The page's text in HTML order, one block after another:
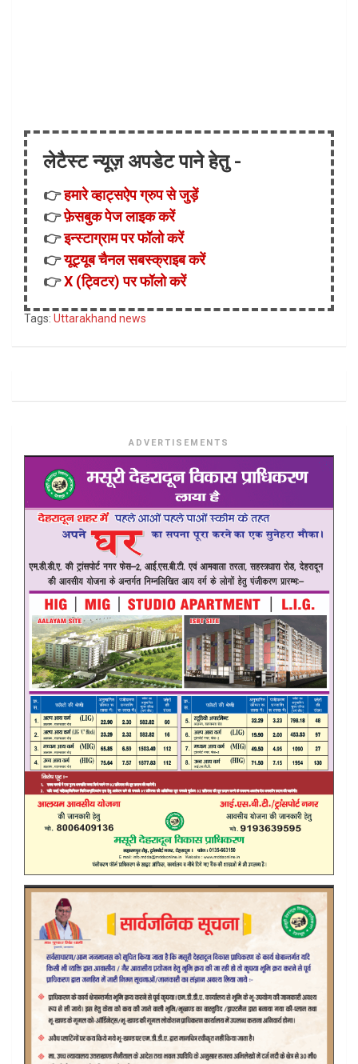
लेटैस्ट न्यूज़ अपडेट पाने हेतु -
👉हमारे व्हाट्सऐप ग्रुप से जुड़ें
👉फ़ेसबुक पेज लाइक करें
👉इन्स्टाग्राम पर फॉलो करें
👉यूट्यूब चैनल सबस्क्राइब करें
👉X (ट्विटर) पर फॉलो करें
Tags: Uttarakhand news
ADVERTISEMENTS